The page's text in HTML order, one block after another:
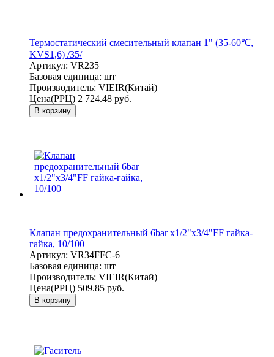
Термостатический смесительный клапан 1" (35-60℃,
KVS1,6) /35/
Артикул: VR235
Базовая единица: шт
Производитель: VIEIR(Китай)
Цена(РРЦ) 2 724.48 руб.
В корзину
Клапан предохранительный 6bar x1/2"x3/4"FF гайка-
гайка, 10/100
Артикул: VR34FFC-6
Базовая единица: шт
Производитель: VIEIR(Китай)
Цена(РРЦ) 509.85 руб.
В корзину